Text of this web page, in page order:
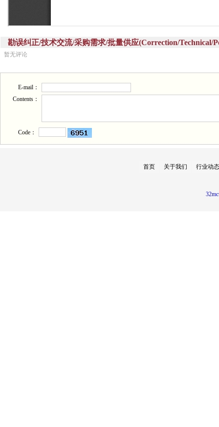
勘误纠正/技术交流/采购需求/批量供应(Correction/Technical/
暂无评论
E-mail：
Contents：
Code：
首页 关于我们 行业动态